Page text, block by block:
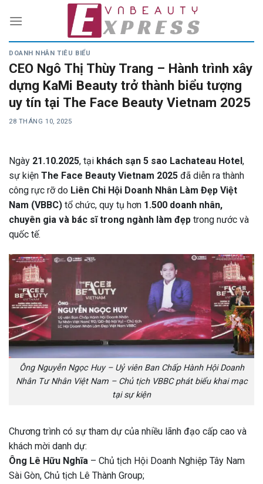
DOANH NHÂN TIÊU BIỂU
CEO Ngô Thị Thùy Trang – Hành trình xây
dựng KaMi Beauty trở thành biểu tượng
uy tín tại The Face Beauty Vietnam 2025
28 THÁNG 10, 2025
Ngày 21.10.2025, tại khách sạn 5 sao Lachateau Hotel,
sự kiện The Face Beauty Vietnam 2025 đã diễn ra thành
công rực rỡ do Liên Chi Hội Doanh Nhân Làm Đẹp Việt
Nam (VBBC) tổ chức, quy tụ hơn 1.500 doanh nhân,
chuyên gia và bác sĩ trong ngành làm đẹp trong nước và
quốc tế.
Ông Nguyễn Ngọc Huy – Uỷ viên Ban Chấp Hành Hội Doanh
Nhân Tư Nhân Việt Nam – Chủ tịch VBBC phát biểu khai mạc
tại sự kiện
Chương trình có sự tham dự của nhiều lãnh đạo cấp cao và
khách mời danh dự:
Ông Lê Hữu Nghĩa – Chủ tịch Hội Doanh Nghiệp Tây Nam
Sài Gòn, Chủ tịch Lê Thành Group;